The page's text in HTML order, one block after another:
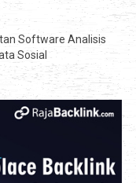
Software Analisis
Sosial